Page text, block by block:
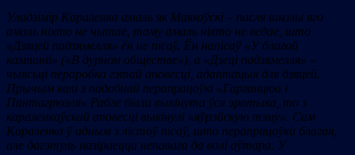
Уладзімір Караленка амаль як Маякоўскі – пасля школы яго
амаль ніхто не чытае, таму амаль ніхто не ведае, што
«Дзяцей падзямелля» ён не пісаў. Ён напісаў «У благой
кампаніі» («В дурном обществе»), а «Дзеці падзямелля» –
чыясьці пераробка гэтай аповесці , адаптацыя для дзяцей.
Прычым калі з падобнай перапрацоўкі «Гарганцюа і
Пантагрюэля» Рабле была выкінута ўся эротыка, то з
караленкаўскай аповесці выкінулі «яўрэйскую тэму». Сам
Караленка ў адным з лістоў пісаў, што перапрацоўка благая
але дагэтуль назіраецца непавага да волі аўтара. У